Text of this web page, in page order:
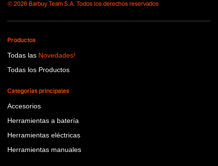
© 2026 Barbuy Team S.A. Todos los derechos reservados
Productos
Todas las Novedades!
Todas los Productos
Categorías principales
Accesorios
Herramientas a batería
Herramientas eléctricas
Herramientas manuales